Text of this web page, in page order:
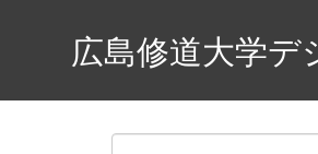
広島修道大学